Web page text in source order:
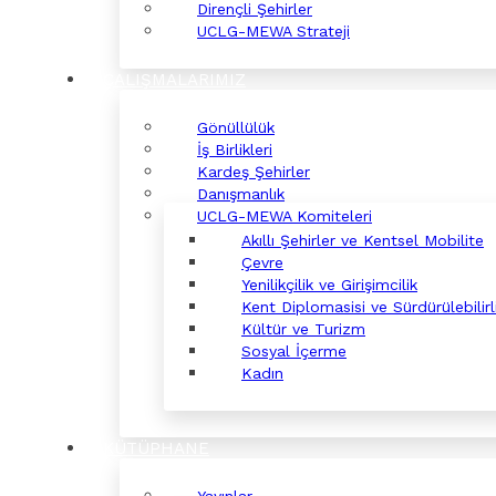
Dirençli Şehirler
UCLG-MEWA Strateji
Gönüllülük
İş Birlikleri
Kardeş Şehirler
Danışmanlık
UCLG-MEWA Komiteleri
Akıllı Şehirler ve Kentsel Mobilite
Çevre
Yenilikçilik ve Girişimcilik
Kent Diplomasisi ve
Kültür ve Turizm
Sosyal İçerme
Kadın